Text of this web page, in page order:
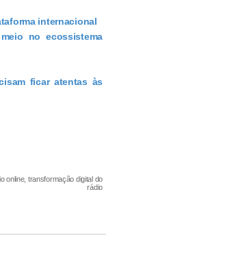
internacional
no ecossistema
ficar atentas às
online, transformação digital do
rádio